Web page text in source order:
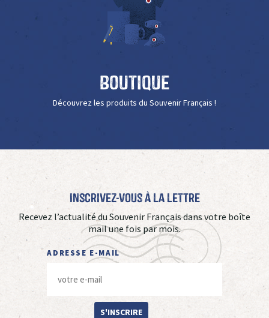
Boutique
Découvrez les produits du Souvenir Français !
Inscrivez-vous à La Lettre
Recevez l’actualité du Souvenir Français dans votre boîte
mail une fois par mois.
ADRESSE E-MAIL
S'INSCRIRE